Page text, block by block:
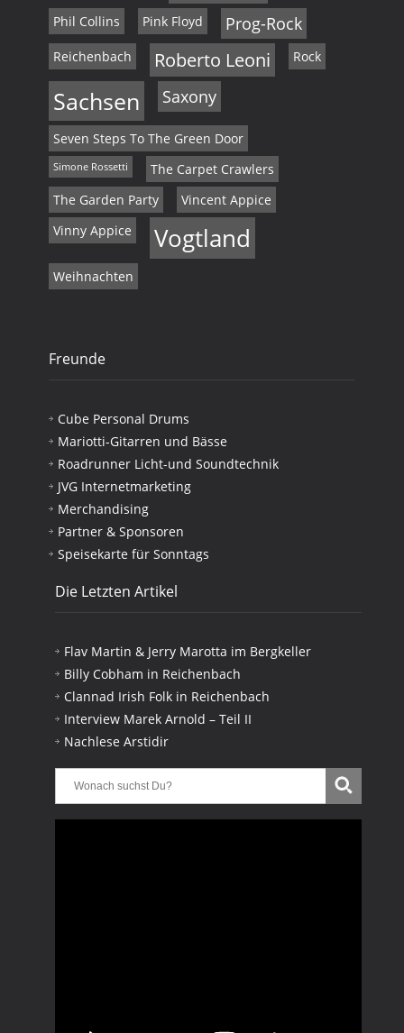
Phil Collins Pink Floyd Prog-Rock
Reichenbach Roberto Leoni Rock
Sachsen Saxony
Seven Steps To The Green Door
Simone Rossetti
The Carpet Crawlers
The Garden Party
Vincent Appice
Vinny Appice
Vogtland
Weihnachten
Freunde
Cube Personal Drums
Mariotti-Gitarren und Bässe
Roadrunner Licht-und Soundtechnik
JVG Internetmarketing
Merchandising
Partner & Sponsoren
Speisekarte für Sonntags
Die Letzten Artikel
Flav Martin & Jerry Marotta im Bergkeller
Billy Cobham in Reichenbach
Clannad Irish Folk in Reichenbach
Interview Marek Arnold – Teil II
Nachlese Arstidir